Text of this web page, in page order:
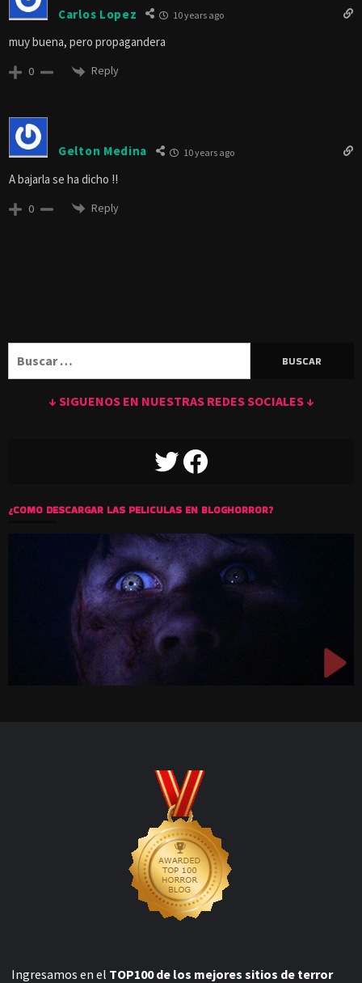
Carlos Lopez 10 years ago
muy buena, pero propagandera
0 Reply
Gelton Medina 10 years ago
A bajarla se ha dicho !!
0 Reply
↓ SIGUENOS EN NUESTRAS REDES SOCIALES ↓
TWITTERFACEBOOK
¿COMO DESCARGAR LAS PELICULAS EN BLOGHORROR?
Ingresamos en el TOP100 de los mejores sitios de terror